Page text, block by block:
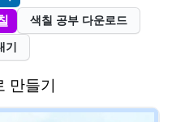
색칠 공부 다운로드
만들기